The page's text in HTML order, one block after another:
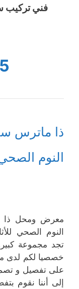
فني تركيب
ذا ماترس
النوم
معرض ومحل ذا
النوم الصحي
تجد مجموعة
خصصيا لكم لدى
على تفصيل و
إلى أننا نقوم